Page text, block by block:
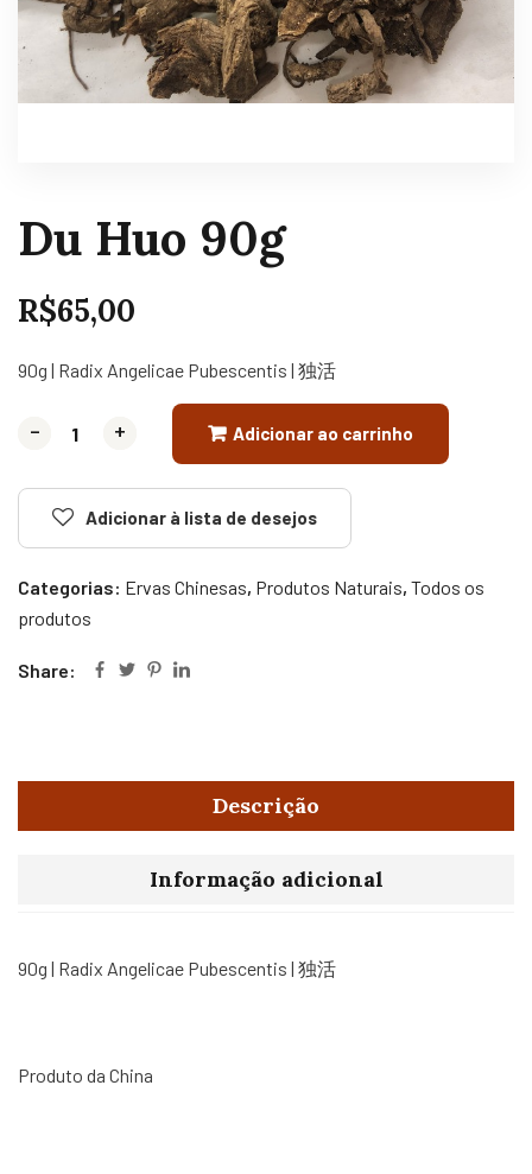
Du Huo 90g
R$65,00
90g | Radix Angelicae Pubescentis | 独活
- +
- + Adicionar ao carrinho
Adicionar à lista de desejos
Categorias: Ervas Chinesas, Produtos Naturais, Todos os
produtos
Share:
Descrição
Informação adicional
90g | Radix Angelicae Pubescentis | 独活
Produto da China